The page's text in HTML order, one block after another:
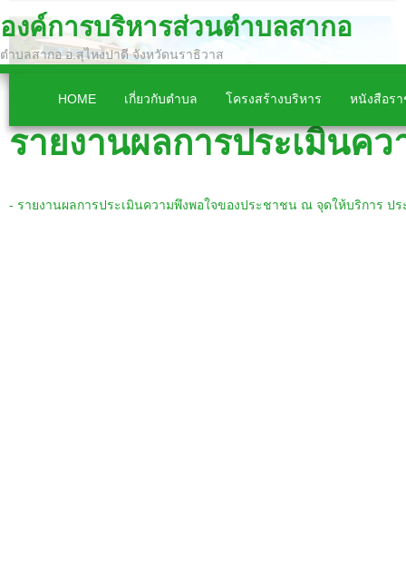
องค์การบริหารส่วนตำบลสากอ
ตำบลสากอ อ.สุไหงปาดี จังหวัดนราธิวาส
HOME เกี่ยวกับตำบล โครงสร้างบริหาร หนังสือร
รายงานผลการประเมินค
- รายงานผลการประเมินความพึงพอใจของประชาชน ณ จุดให้บริการ ป